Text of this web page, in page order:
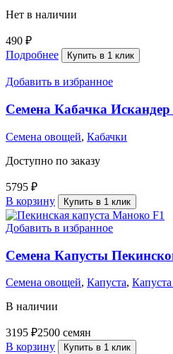
Нет в наличии
490 ₽
Подробнее
Купить в 1 клик
Добавить в избранное
Семена Кабачка
Семена овощей, Кабачки
Доступно по заказу
5795 ₽
В корзину
Купить в 1 клик
Добавить в избранное
Семена Капусты
Семена овощей, Капуста,
В наличии
3195 ₽2500 семян
В корзину
Купить в 1 клик